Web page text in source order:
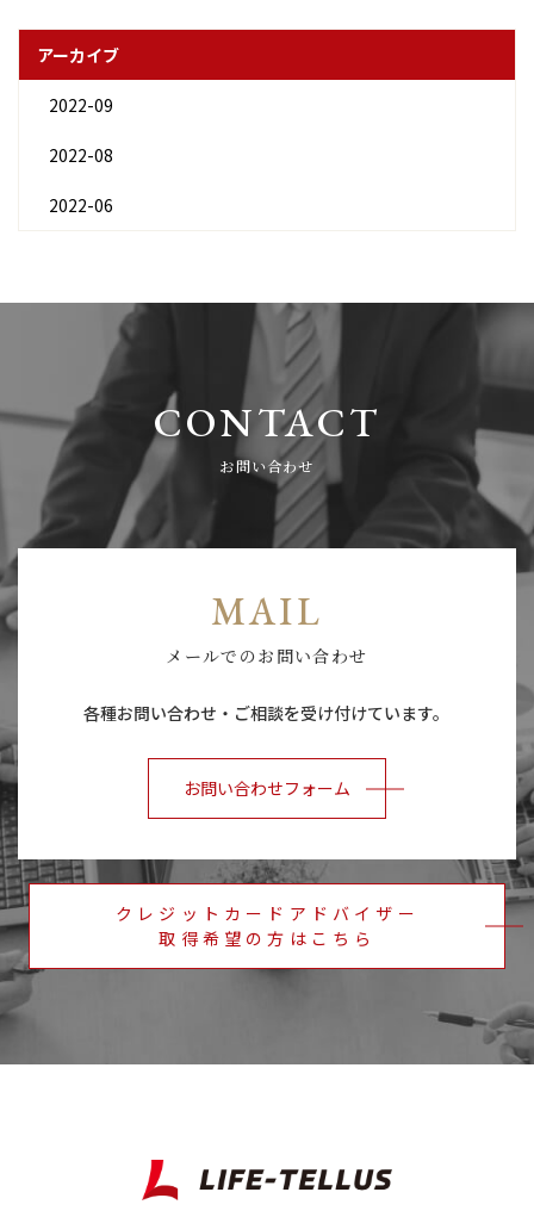
アーカイブ
2022-09
2022-08
2022-06
CONTACT
お問い合わせ
MAIL
メールでのお問い合わせ
各種お問い合わせ・ご相談を受け付けています。
お問い合わせフォーム
クレジットカードアドバイザー
​​​​​​​取得希望の方はこちら